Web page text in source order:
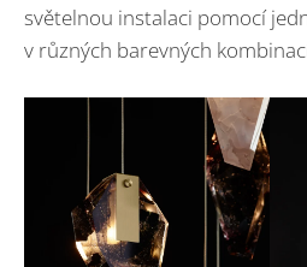
světelnou instalaci pomocí
v různých barevných